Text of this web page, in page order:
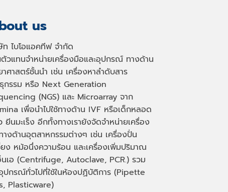
us
ท ไบโอแอคทีฟ จำกัด
ตัวแทนจำหน่ายเครื่องมือและอุปกรณ์ ทางด้าน
ศาสตร์ชั้นนำ เช่น เครื่องหาลำดับสาร
กรรม หรือ Next Generation
(NGS) และ Microarray จาก
เพื่อนำไปใช้ทางด้าน IVF หรือเด็กหลอด
ยีนมะเร็ง อีกทั้งทางเรายังจัดจำหน่ายเครื่อง
างด้านอุตสาหกรรมต่างๆ เช่น เครื่องปั่น
ยง หม้อนึ่งความร้อน และเครื่องเพิ่มปริมาณ
เอ (Centrifuge, Autoclave, PCR.) รวม
ปกรณ์ทั่วไปที่ใช้ในห้องปฏิบัติการ (Pipette
Plasticware)